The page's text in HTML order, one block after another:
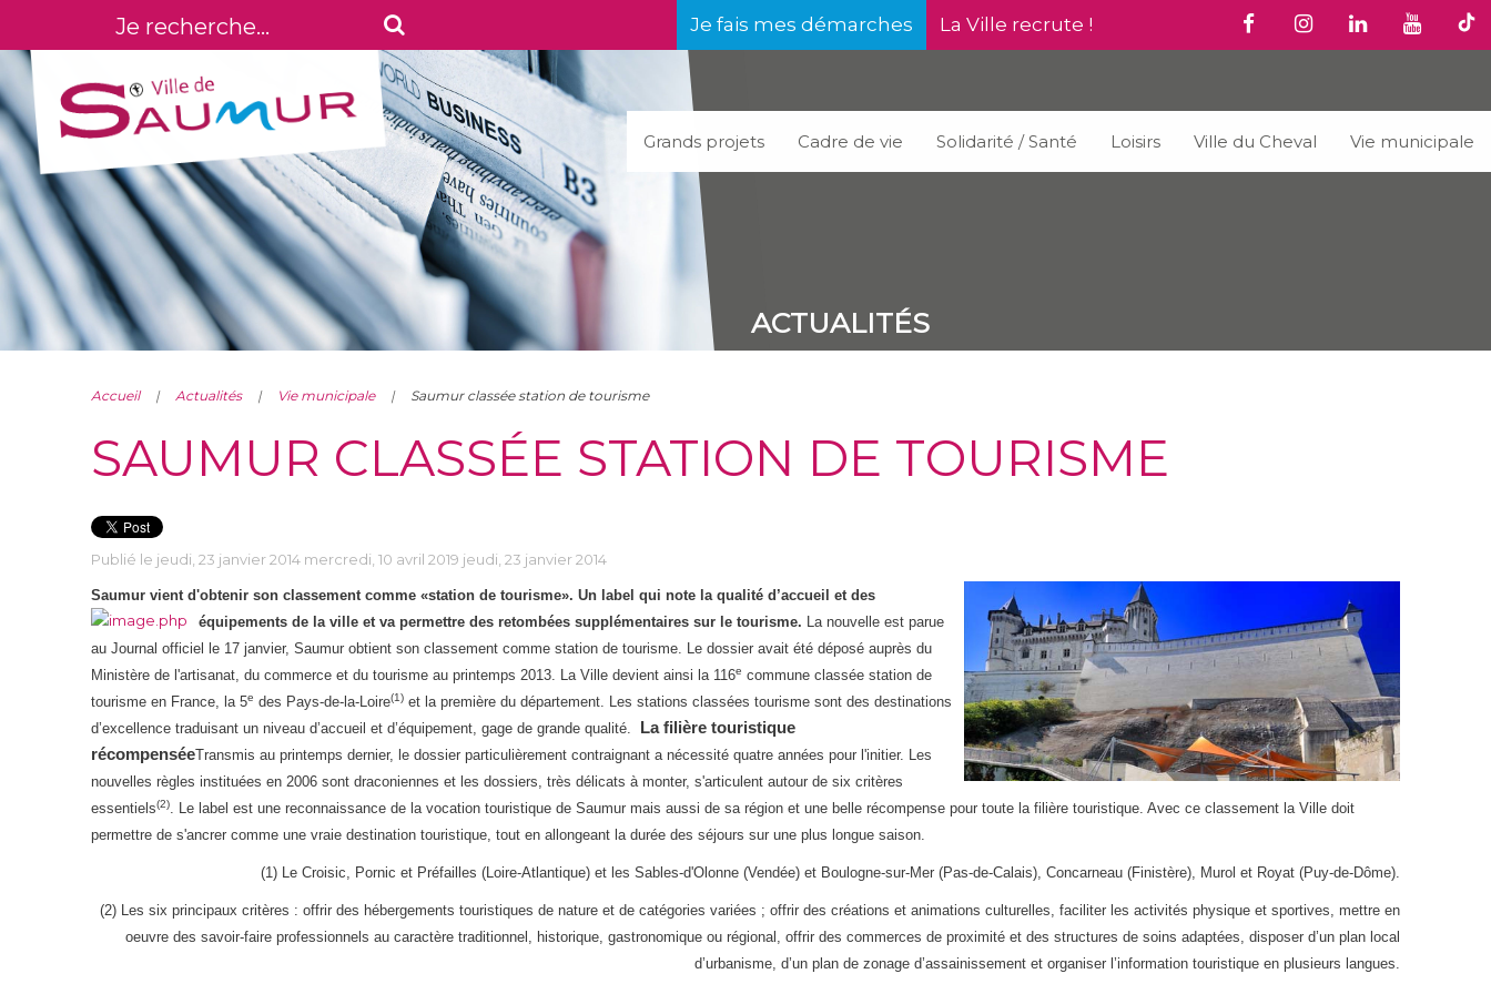
Je fais mes démarches La Ville recrute !
Grands projets Cadre de vie Solidarité / Santé Loisirs Ville du Cheval Vie municipale
ACTUALITÉS
Accueil Actualités Vie municipale Saumur classée station de tourisme
SAUMUR CLASSÉE STATION DE TOURISME
Publié le jeudi, 23 janvier 2014 mercredi, 10 avril 2019 jeudi, 23 janvier 2014
Saumur vient d'obtenir son classement comme «station de tourisme». Un label qui note la qualité d’accueil et des
équipements de la ville et va permettre des retombées supplémentaires sur le tourisme. La nouvelle est parue
au Journal officiel le 17 janvier, Saumur obtient son classement comme station de tourisme. Le dossier avait été déposé auprès du
Ministère de l'artisanat, du commerce et du tourisme au printemps 2013. La Ville devient ainsi la 116e commune classée station de
tourisme en France, la 5e des Pays-de-la-Loire(1) et la première du département. Les stations classées tourisme sont des destinations
d’excellence traduisant un niveau d’accueil et d’équipement, gage de grande qualité.
La filière touristique
récompenséeTransmis au printemps dernier, le dossier particulièrement contraignant a nécessité quatre années pour l'initier. Les
nouvelles règles instituées en 2006 sont draconiennes et les dossiers, très délicats à monter, s'articulent autour de six critères
essentiels(2)
Le label est une reconnaissance de la vocation touristique de Saumur mais aussi de sa région et une belle récompense pour toute la filière touristique. Avec ce classement la Ville doit
permettre de s'ancrer comme une vraie destination touristique, tout en allongeant la durée des séjours sur une plus longue saison.
(1) Le Croisic, Pornic et Préfailles (Loire-Atlantique) et les Sables-d'Olonne (Vendée) et Boulogne-sur-Mer (Pas-de-Calais), Concarneau (Finistère), Murol et Royat (Puy-de-Dôme).
(2) Les six principaux critères : offrir des hébergements touristiques de nature et de catégories variées ; offrir des créations et animations culturelles, faciliter les activités physique et sportives, mettre en
oeuvre des savoir-faire professionnels au caractère traditionnel, historique, gastronomique ou régional, offrir des commerces de proximité et des structures de soins adaptées, disposer d’un plan local
d’urbanisme, d’un plan de zonage d’assainissement et organiser l’information touristique en plusieurs langues.